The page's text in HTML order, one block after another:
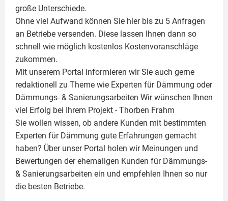
große Unterschiede.
Ohne viel Aufwand können Sie hier bis zu 5 Anfragen
an Betriebe versenden. Diese lassen Ihnen dann so
schnell wie möglich kostenlos Kostenvoranschläge
zukommen.
Mit unserem Portal informieren wir Sie auch gerne
redaktionell zu Theme wie Experten für Dämmung oder
Dämmungs- & Sanierungsarbeiten Wir wünschen Ihnen
viel Erfolg bei Ihrem Projekt - Thorben Frahm
Sie wollen wissen, ob andere Kunden mit bestimmten
Experten für Dämmung gute Erfahrungen gemacht
haben? Über unser Portal holen wir Meinungen und
Bewertungen der ehemaligen Kunden für Dämmungs-
& Sanierungsarbeiten ein und empfehlen Ihnen so nur
die besten Betriebe.